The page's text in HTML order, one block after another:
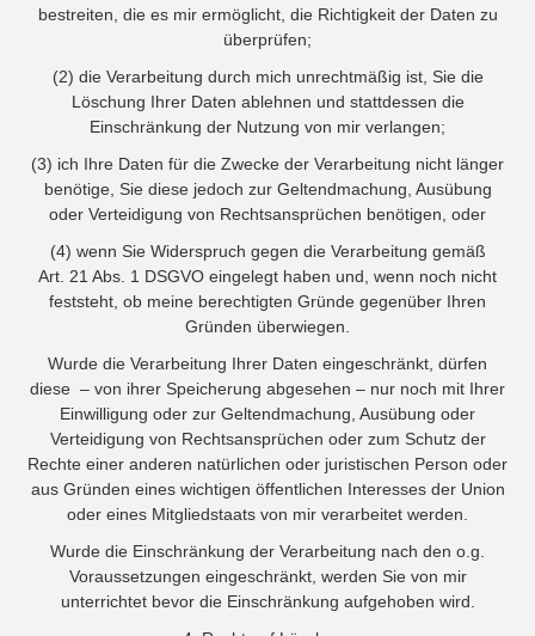
bestreiten, die es mir ermöglicht, die Richtigkeit der Daten zu
überprüfen;
(2) die Verarbeitung durch mich unrechtmäßig ist, Sie die
Löschung Ihrer Daten ablehnen und stattdessen die
Einschränkung der Nutzung von mir verlangen;
(3) ich Ihre Daten für die Zwecke der Verarbeitung nicht länger
benötige, Sie diese jedoch zur Geltendmachung, Ausübung
oder Verteidigung von Rechtsansprüchen benötigen, oder
(4) wenn Sie Widerspruch gegen die Verarbeitung gemäß
Art. 21 Abs. 1 DSGVO eingelegt haben und, wenn noch nicht
feststeht, ob meine berechtigten Gründe gegenüber Ihren
Gründen überwiegen.
Wurde die Verarbeitung Ihrer Daten eingeschränkt, dürfen
diese – von ihrer Speicherung abgesehen – nur noch mit Ihrer
Einwilligung oder zur Geltendmachung, Ausübung oder
Verteidigung von Rechtsansprüchen oder zum Schutz der
Rechte einer anderen natürlichen oder juristischen Person oder
aus Gründen eines wichtigen öffentlichen Interesses der Union
oder eines Mitgliedstaats von mir verarbeitet werden.
Wurde die Einschränkung der Verarbeitung nach den o.g.
Voraussetzungen eingeschränkt, werden Sie von mir
unterrichtet bevor die Einschränkung aufgehoben wird.